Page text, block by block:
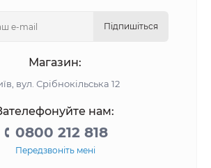
Підпишіться
Магазин:
вул. Срібнокільська 12
нам:
0800 212 818
Передзвоніть мені